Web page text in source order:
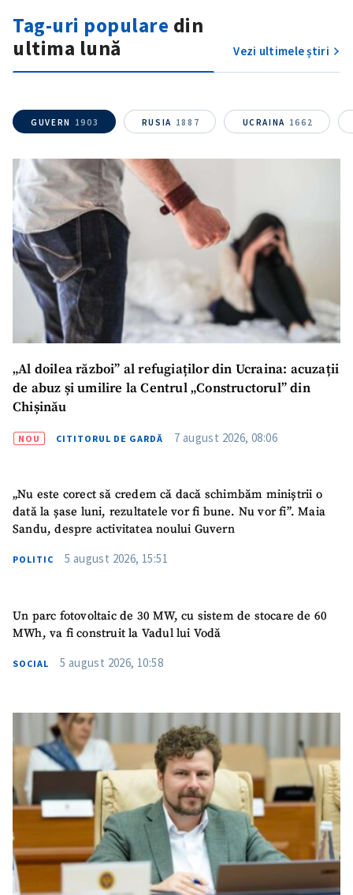
Tag-uri populare din
ultima lună
Vezi ultimele știri
GUVERN 1903 RUSIA 1887 UCRAINA 1662
„Al doilea război” al refugiaților din Ucraina: acuzații
de abuz și umilire la Centrul „Constructorul” din
Chișinău
NOU CITITORUL DE GARDĂ 7 august 2026, 08:06
„Nu este corect să credem că dacă schimbăm miniștrii o
dată la șase luni, rezultatele vor fi bune. Nu vor fi”. Maia
Sandu, despre activitatea noului Guvern
POLITIC 5 august 2026, 15:51
Un parc fotovoltaic de 30 MW, cu sistem de stocare de 60
MWh, va fi construit la Vadul lui Vodă
SOCIAL 5 august 2026, 10:58